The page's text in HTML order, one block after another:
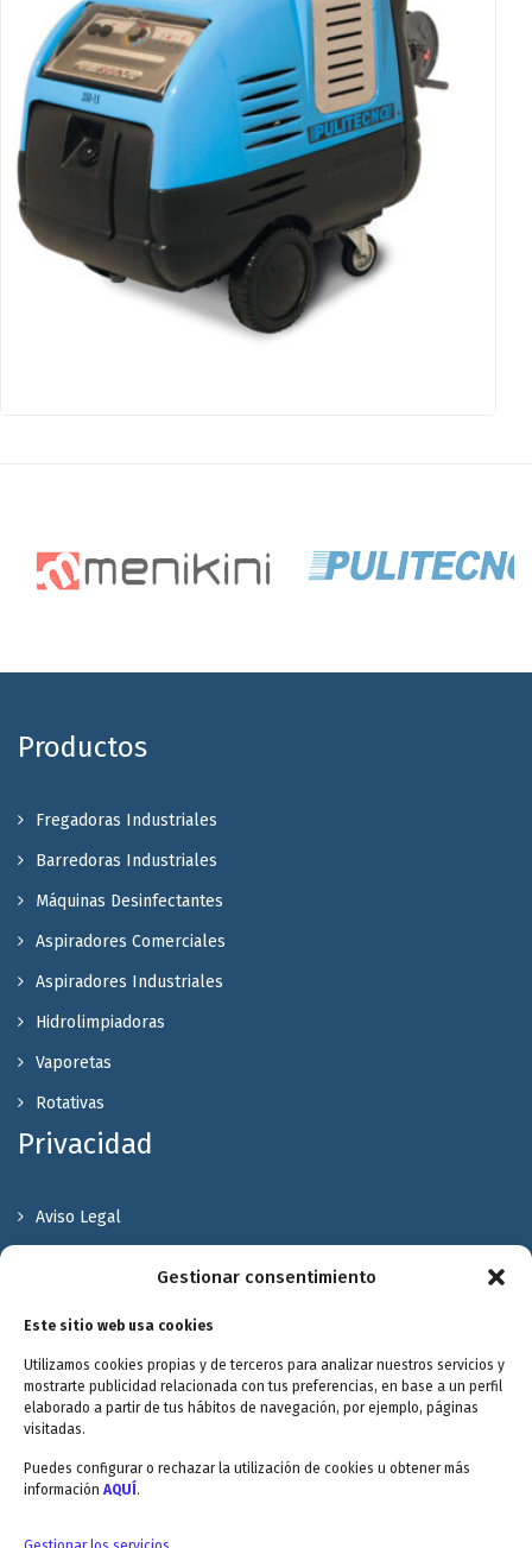
Gestionar consentimiento
Este sitio web usa cookies
Utilizamos cookies propias y de terceros para analizar nuestros servicios y
mostrarte publicidad relacionada con tus preferencias, en base a un perfil
elaborado a partir de tus hábitos de navegación, por ejemplo, páginas
visitadas.
Puedes configurar o rechazar la utilización de cookies u obtener más
información AQUÍ .
Productos
Fregadoras Industriales
Barredoras Industriales
Máquinas Desinfectantes
Aspiradores Comerciales
Aspiradores Industriales
Hidrolimpiadoras
Vaporetas
Rotativas
Privacidad
Aviso Legal
Valóranos
Envitec Murcia: Maquinaria de limpieza industrial